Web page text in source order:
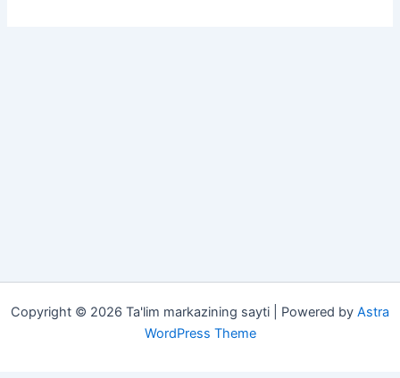
Copyright © 2026 Ta'lim markazining sayti | Powered by Astra
WordPress Theme